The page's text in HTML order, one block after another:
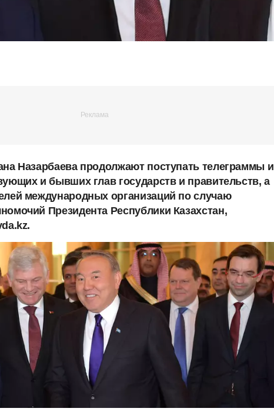
Назарбаева продолжают поступать телеграммы и
и бывших глав государств и правительств, а
международных организаций по случаю
Президента Республики Казахстан,